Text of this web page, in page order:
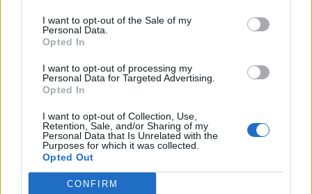
I want to opt-out of the Sale of my
Personal Data.
Opted In
I want to opt-out of processing my
Personal Data for Targeted Advertising.
Opted In
I want to opt-out of Collection, Use,
Retention, Sale, and/or Sharing of my
Personal Data that Is Unrelated with the
Purposes for which it was collected.
Opted Out
CONFIRM
che sono davvero di un’altra generazione,
ora avete un argomento in più!
TI POTREBBE INTERESSARE